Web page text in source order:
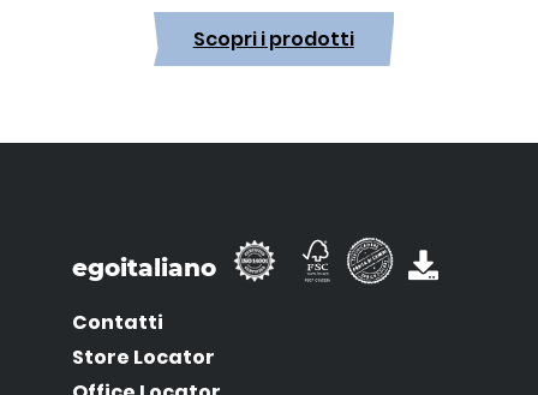
Scopri i prodotti
egoitaliano
Contatti
Store Locator